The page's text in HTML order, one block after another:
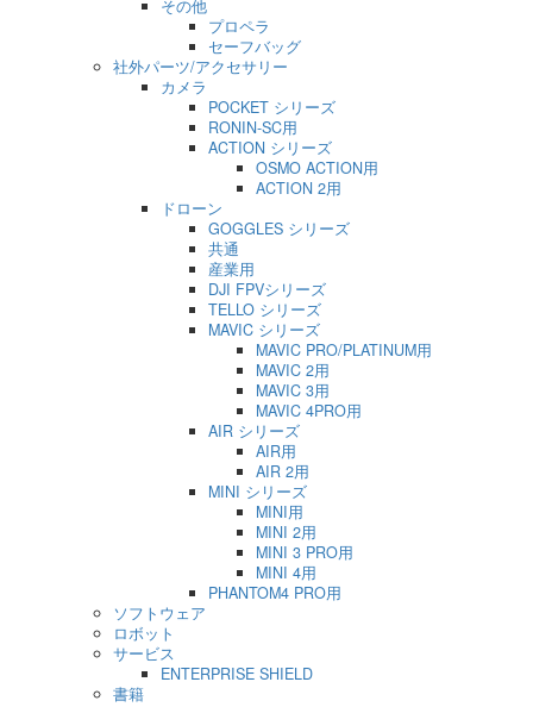
その他
プロペラ
セーフバッグ
社外パーツ/アクセサリー
カメラ
POCKET シリーズ
RONIN-SC用
ACTION シリーズ
OSMO ACTION用
ACTION 2用
ドローン
GOGGLES シリーズ
共通
産業用
DJI FPVシリーズ
TELLO シリーズ
MAVIC シリーズ
MAVIC PRO/PLATINUM用
MAVIC 2用
MAVIC 3用
MAVIC 4PRO用
AIR シリーズ
AIR用
AIR 2用
MINI シリーズ
MINI用
MINI 2用
MINI 3 PRO用
MINI 4用
PHANTOM4 PRO用
ソフトウェア
ロボット
サービス
ENTERPRISE SHIELD
書籍